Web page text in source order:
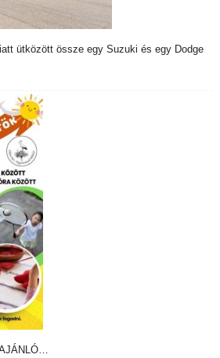
ütközött össze egy Suzuki és egy Dodge